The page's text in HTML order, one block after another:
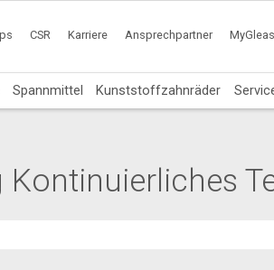
CSR Karriere Ansprechpartner
Spannmittel Kunststoffzahnräder